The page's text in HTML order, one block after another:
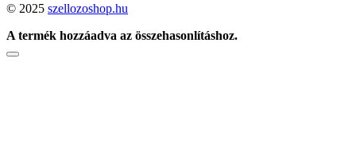
© 2025 szellozoshop.hu
A termék hozzáadva az összehasonlításhoz.